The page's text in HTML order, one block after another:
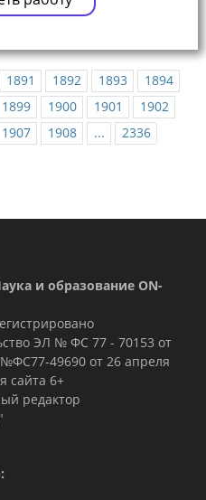
1891 1892 1893
1894
1899 1900 1901
1902
1907 1908 ... 2336
и образование ON-
ЭЛ № ФС 77 - 70153 от
49690 от 26 апреля
сайта 6+
редактор